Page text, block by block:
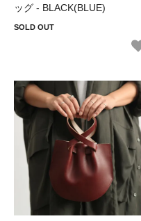
ッグ - BLACK(BLUE)
SOLD OUT